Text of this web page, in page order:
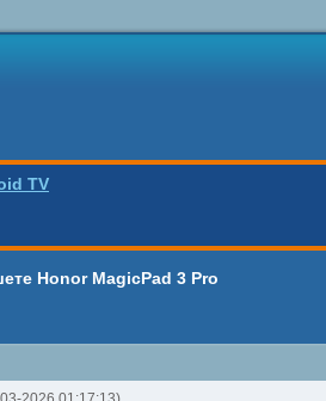
TV
Honor MagicPad 3 Pro